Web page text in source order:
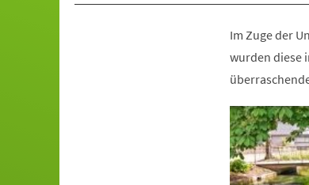
Im Zuge der
wurden diese